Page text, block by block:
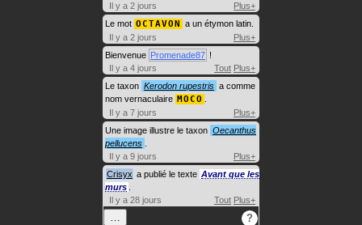
Il y a 2 jours
Plus+
Le mot OCTAVON a un étymon latin.
Il y a 2 jours
Plus+
Bienvenue Promenade87 !
Il y a 4 jours
Tout Plus+
Le taxon Kerodon rupestris a comme
nom vernaculaire MOCO
Il y a 7 jours
Plus+
Une image illustre le taxon Oecanthus
pellucens
Il y a 9 jours
Plus+
Crisyx a publié le texte Avant que les
murs
Il y a 28 jours
Tout Plus+
… ?